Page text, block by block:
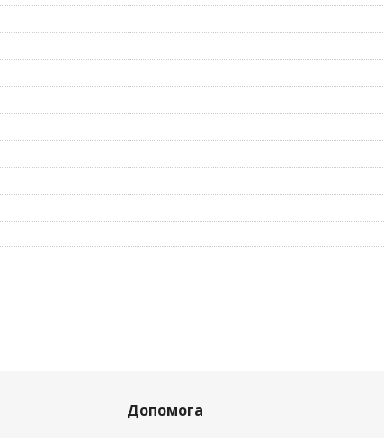
Допомога